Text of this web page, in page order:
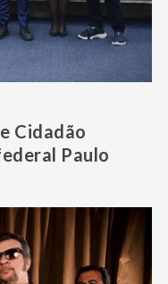
Cidadão
Paulo